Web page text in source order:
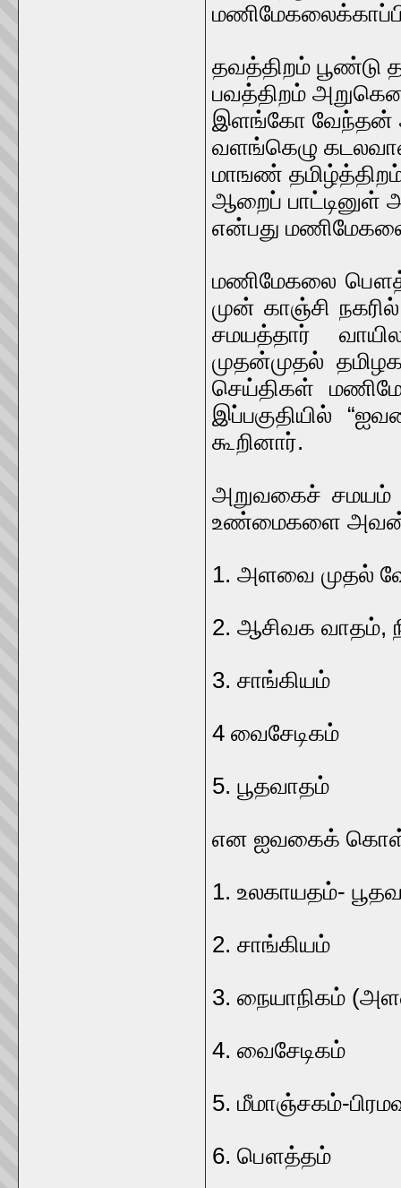
தவத்திறம் பூண்டு
பவத்திறம்
இளங்கோ வேந்தன்
வளங்கெழு
மாஙண்
ஆறைப்
என்பது
மணிமேகலை
முன் காஞ்சி
சமயத்தார்
முதன்முதல்
செய்திகள்
இப்பகுதியில்
கூறினார்.
அறுவகைச்
உண்மைகளை அவன்
1. அளவை முதல்
2. ஆசிவக வாதம்,
3. சாங்கியம்
4 வைசேடிகம்
5. பூதவாதம்
என ஐவகைக்
1. உலகாயதம்-
2. சாங்கியம்
3. நையாநிகம்
4. வைசேடிகம்
5. மீமாஞ்சகம்-
6. பௌத்தம்